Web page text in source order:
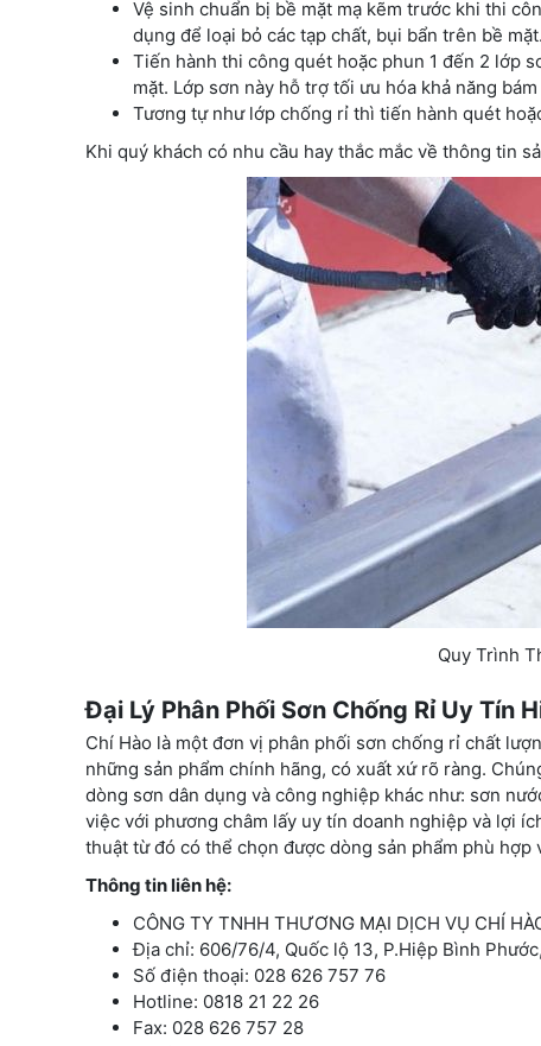
Vệ sinh chuẩn bị bề mặt mạ kẽm trước khi thi
dụng để loại bỏ các tạp chất, bụi bẩn trên bề
Tiến hành thi công quét hoặc phun 1 đến 2 lớp
mặt. Lớp sơn này hỗ trợ tối ưu hóa khả năng
Tương tự như lớp chống rỉ thì tiến hành quét
Khi quý khách có nhu cầu hay thắc mắc về thông tin
Quy Trình
Đại Lý Phân Phối Sơn Chống Rỉ Uy Tín
Chí Hào là một đơn vị phân phối sơn chống rỉ chất
những sản phẩm chính hãng, có xuất xứ rõ ràng.
dòng sơn dân dụng và công nghiệp khác như: sơn
việc với phương châm lấy uy tín doanh nghiệp và lợi
thuật từ đó có thể chọn được dòng sản phẩm phù hợp
Thông tin liên hệ:
CÔNG TY TNHH THƯƠNG MẠI DỊCH VỤ CHÍ
Địa chỉ: 606/76/4, Quốc lộ 13, P.Hiệp Bình
Số điện thoại: 028 626 757 76
Hotline: 0818 21 22 26
Fax: 028 626 757 28